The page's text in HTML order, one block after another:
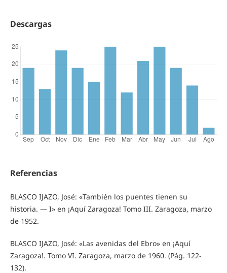
Descargas
Referencias
BLASCO IJAZO, José: «También los puentes tienen su
historia. — I» en ¡Aquí Zaragoza! Tomo III. Zaragoza, marzo
de 1952.
BLASCO IJAZO, José: «Las avenidas del Ebro» en ¡Aquí
Zaragoza!. Tomo VI. Zaragoza, marzo de 1960. (Pág. 122-
132).